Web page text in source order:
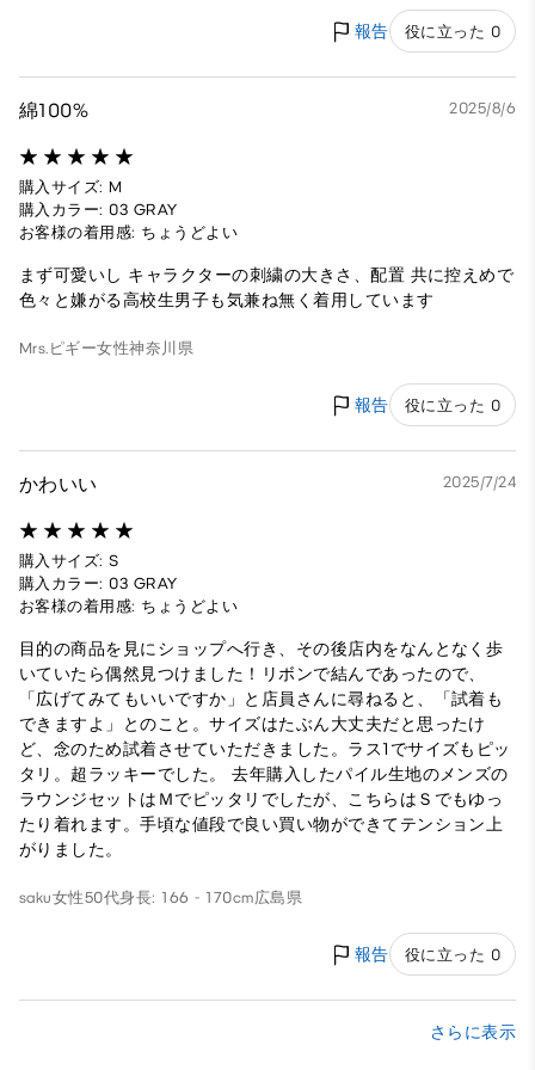
報告 役に立った 0
綿100% 2025/8/6
購入サイズ: M
購入カラー: 03 GRAY
お客様の着用感: ちょうどよい
まず可愛いし キャラクターの刺繍の大きさ、配置 共に控えめで
色々と嫌がる高校生男子も気兼ね無く着用しています
Mrs.ピギー女性神奈川県
報告 役に立った 0
かわいい 2025/7/24
購入サイズ: S
購入カラー: 03 GRAY
お客様の着用感: ちょうどよい
目的の商品を見にショップへ行き、その後店内をなんとなく歩
いていたら偶然見つけました！リボンで結んであったので、
「広げてみてもいいですか」と店員さんに尋ねると、「試着も
できますよ」とのこと。サイズはたぶん大丈夫だと思ったけ
ど、念のため試着させていただきました。ラス1でサイズもピッ
タリ。超ラッキーでした。 去年購入したパイル生地のメンズの
ラウンジセットはＭでピッタリでしたが、こちらはＳでもゆっ
たり着れます。手頃な値段で良い買い物ができてテンション上
がりました。
saku女性50代身長: 166 - 170cm広島県
報告 役に立った 0
さらに表示